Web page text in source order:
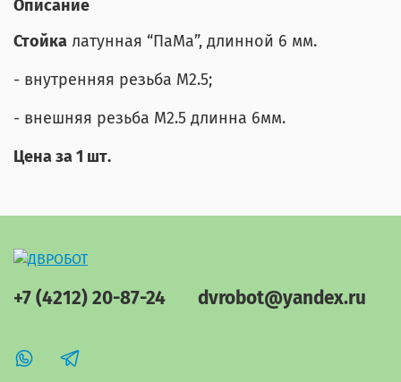
Описание
Стойка латунная “ПаМа”, длинной 6 мм.
- внутренняя резьба М2.5;
- внешняя резьба М2.5 длинна 6мм.
Цена за 1 шт.
+7 (4212) 20-87-24 dvrobot@yandex.ru